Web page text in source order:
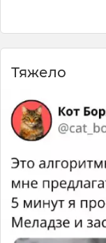
Тяжело